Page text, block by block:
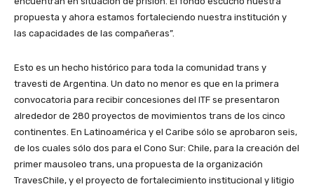
propuesta y ahora estamos fortaleciendo nuestra institución y
las capacidades de las compañeras”.
Esto es un hecho histórico para toda la comunidad trans y
travesti de Argentina. Un dato no menor es que en la primera
convocatoria para recibir concesiones del ITF se presentaron
alrededor de 280 proyectos de movimientos trans de los cinco
continentes. En Latinoamérica y el Caribe sólo se aprobaron seis,
de los cuales sólo dos para el Cono Sur: Chile, para la creación del
primer mausoleo trans, una propuesta de la organización
TravesChile, y el proyecto de fortalecimiento institucional y litigio